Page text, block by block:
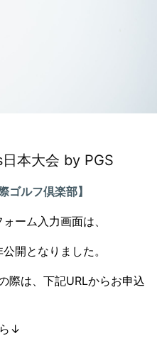
本⼤会 by PGS
ゴルフ倶楽部】
ーム入力画面は、
開となりました。
際は、下記URLからお申込
↓